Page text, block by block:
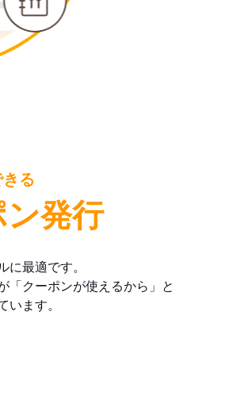
る
発行
最適です。
「クーポンが使えるから」と
ます。